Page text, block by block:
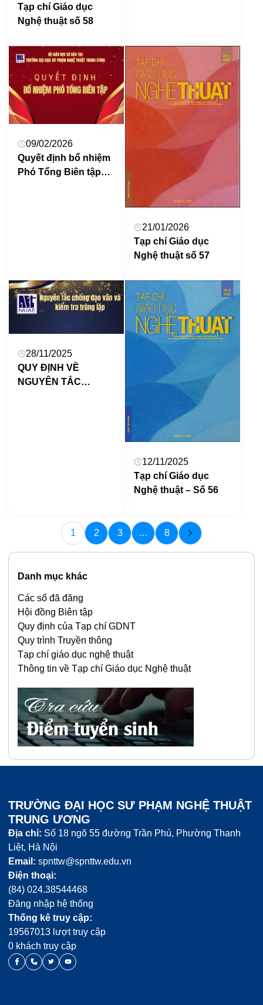
Tạp chí Giáo dục
Nghệ thuật số 58
09/02/2026
Quyết định bổ nhiệm
Phó Tổng Biên tập
21/01/2026
Tạp chí Giáo dục
Nghệ thuật số 57
28/11/2025
QUY ĐỊNH VỀ
NGUYÊN TẮC
12/11/2025
Tạp chí Giáo dục
Nghệ thuật – Số 56
1 2 3 … 8
Danh mục khác
Các số đã đăng
Hội đồng Biên tập
Quy định của Tạp chí GDNT
Quy trình Truyền thông
Tạp chí giáo dục nghệ thuật
Thông tin về Tạp chí Giáo dục Nghệ thuật
TRƯỜNG ĐẠI HỌC SƯ PHẠM NGHỆ THUẬT
TRUNG ƯƠNG
Địa chỉ: Số 18 ngõ 55 đường Trần Phú, Phường Thanh
Liệt, Hà Nội
Email: spnttw@spnttw.edu.vn
Điện thoại:
(84) 024.38544468
Đăng nhập hệ thống
Thống kê truy cập:
19567013 lượt truy cập
0 khách truy cập